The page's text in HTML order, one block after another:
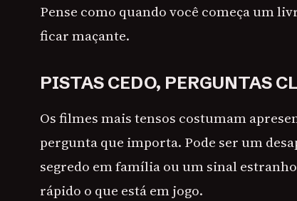
Pense como quando você começa um
ficar maçante.
PISTAS CEDO, PERGUNTAS
Os filmes mais tensos costumam
pergunta que importa. Pode ser um
segredo em família ou um sinal
rápido o que está em jogo.